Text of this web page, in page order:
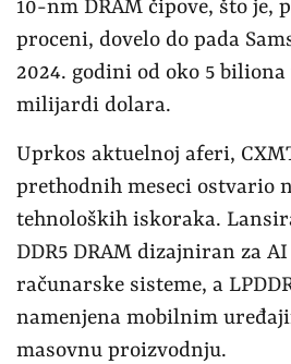
10-nm DRAM čipove, što je,
proceni, dovelo do pada
2024. godini od oko 5 biliona
milijardi dolara.
Uprkos aktuelnoj aferi,
prethodnih meseci ostvario
tehnoloških iskoraka.
DDR5 DRAM dizajniran za
računarske sisteme, a
namenjena mobilnim
masovnu proizvodnju.